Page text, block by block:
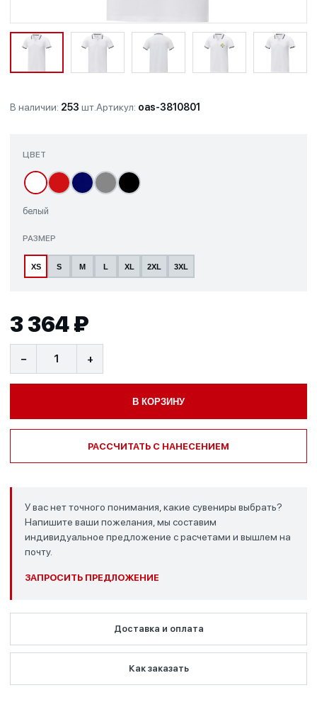
В наличии: 253 шт.Артикул: oas-3810801
ЦВЕТ
белый
РАЗМЕР
XS S M L XL 2XL 3XL
3 364 ₽
− +
В КОРЗИНУ
РАССЧИТАТЬ С НАНЕСЕНИЕМ
У вас нет точного понимания, какие сувениры выбрать?
Напишите ваши пожелания, мы составим
индивидуальное предложение с расчетами и вышлем на
почту.
ЗАПРОСИТЬ ПРЕДЛОЖЕНИЕ
Доставка и оплата
Как заказать